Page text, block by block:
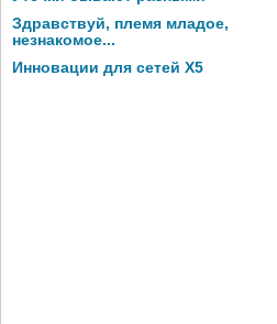
Здравствуй, племя младое,
незнакомое...
Инновации для сетей X5